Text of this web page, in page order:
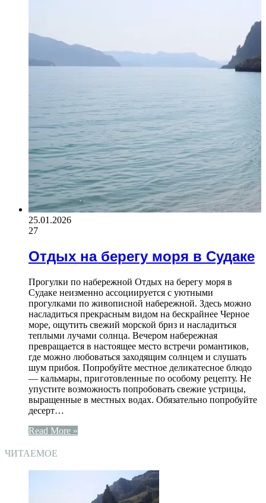
25.01.2026
27
Отдых на берегу моря в Судаке
Прогулки по набережной Отдых на берегу моря в
Судаке неизменно ассоциируется с уютными
прогулками по живописной набережной. Здесь можно
насладиться прекрасным видом на бескрайнее Черное
море, ощутить свежий морской бриз и насладиться
теплыми лучами солнца. Вечером набережная
превращается в настоящее место встречи романтиков,
где можно любоваться заходящим солнцем и слушать
шум прибоя. Попробуйте местное деликатесное блюдо
— кальмары, приготовленные по особому рецепту. Не
упустите возможность попробовать свежие устрицы,
выращенные в местных водах. Обязательно попробуйте
десерт…
Read More »
ЧИТАЕМОЕ